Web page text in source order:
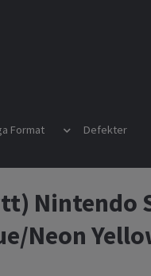
Format Defekter
Nintendo
Neon